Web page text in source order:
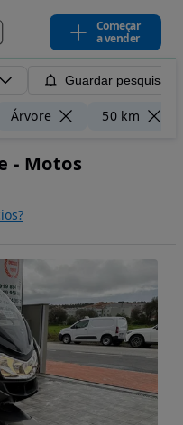
Começar
a vender
Guardar pesquisa
Árvore 50 km
- Motos